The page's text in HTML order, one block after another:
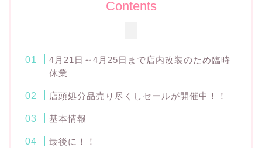
Contents
4月21日～4月25日まで店内改装のため臨時
休業
店頭処分品売り尽くしセールが開催中！！
基本情報
最後に！！